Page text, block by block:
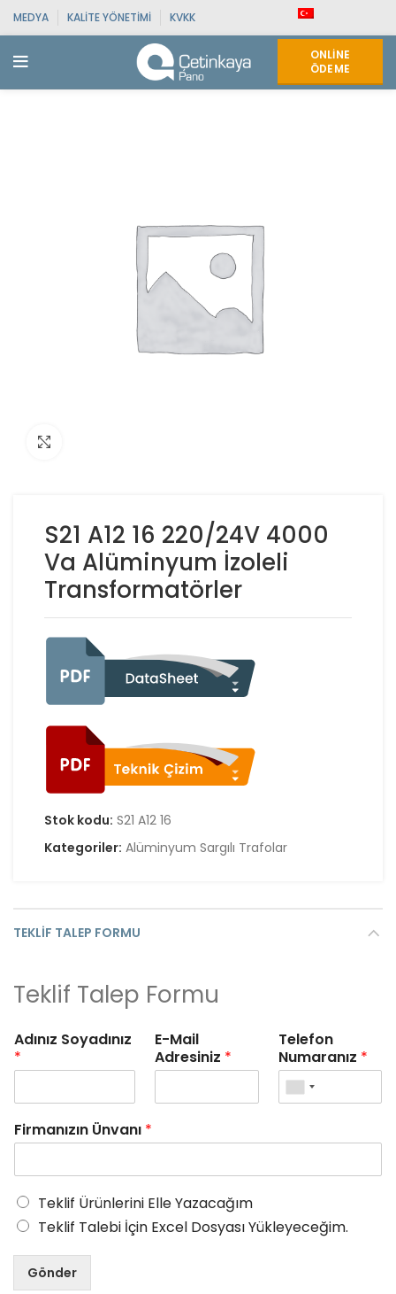
MEDYA KALITE YÖNETIMI KVKK
ONLINE
ÖDEME
S21 A12 16 220/24V 4000
Va Alüminyum İzoleli
Transformatörler
Stok kodu: S21 A12 16
Kategoriler: Alüminyum Sargılı Trafolar
TEKLIF TALEP FORMU
Teklif Talep Formu
Adınız Soyadınız
*
E-Mail
Adresiniz *
Telefon
Numaranız *
Firmanızın Ünvanı *
Teklif Ürünlerini Elle Yazacağım
Teklif Talebi İçin Excel Dosyası Yükleyeceğim.
Gönder